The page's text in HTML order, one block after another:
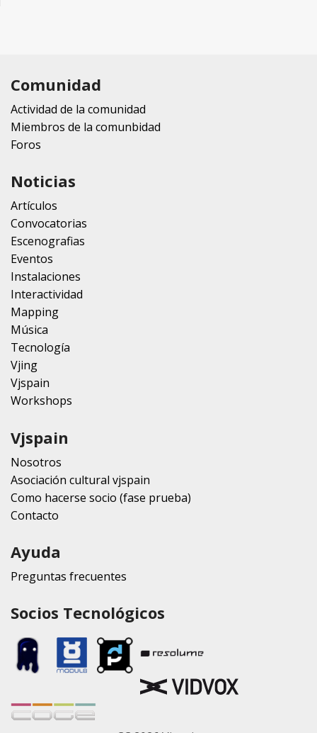
Comunidad
Actividad de la comunidad
Miembros de la comunbidad
Foros
Noticias
Artículos
Convocatorias
Escenografias
Eventos
Instalaciones
Interactividad
Mapping
Música
Tecnología
Vjing
Vjspain
Workshops
Vjspain
Nosotros
Asociación cultural vjspain
Como hacerse socio (fase prueba)
Contacto
Ayuda
Preguntas frecuentes
Socios Tecnológicos